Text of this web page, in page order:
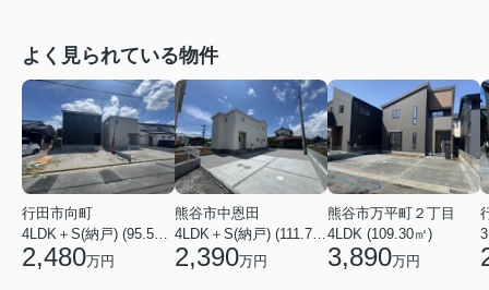
よく見られている物件
行田市向町
4LDK＋S(納戸) (95.58㎡)
2,480万円
熊谷市中恩田
4LDK＋S(納戸) (111.78㎡)
2,390万円
熊谷市万平町２丁目
4LDK (109.30㎡)
3,890万円